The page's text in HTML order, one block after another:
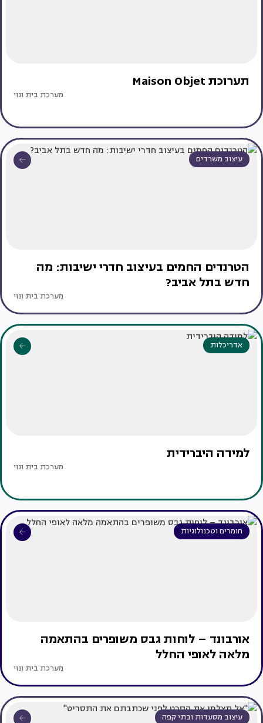
תערוכת Maison Objet
מערכת בית ונוי
עיצוב משרדים
הטרנדים החמים בעיצוב חדרי ישיבות: מה
חדש בתל אביב?
מערכת בית ונוי
אדריכלות
למידה היברידית
מערכת בית ונוי
חומרים וטכנולוגיות
אורבונד – לוחות גבס משופרים בהתאמה
מלאה לאופי החלל
מערכת בית ונוי
עיצוב מסעדות ובתי קפה